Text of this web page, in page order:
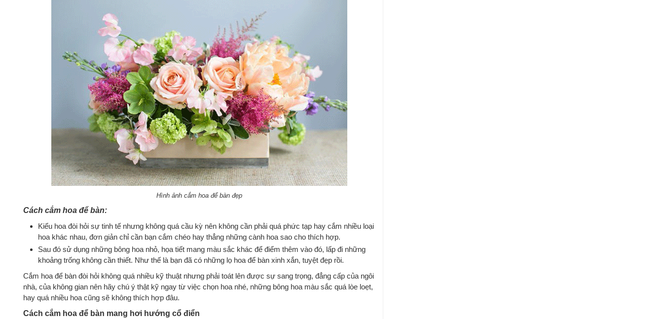
Hình ảnh cắm hoa để bàn đẹp
Cách cắm hoa để bàn:
Kiểu hoa đòi hỏi sự tinh tế nhưng không quá cầu kỳ nên không cần phải quá phức tạp hay cắm nhiều loại
hoa khác nhau, đơn giản chỉ cần bạn cắm chéo hay thẳng những cành hoa sao cho thích hợp.
Sau đó sử dụng những bông hoa nhỏ, họa tiết mang màu sắc khác để điểm thêm vào đó, lấp đi những
khoảng trống không cần thiết. Như thế là bạn đã có những lọ hoa để bàn xinh xắn, tuyệt đẹp rồi.
Cắm hoa để bàn đòi hỏi không quá nhiều kỹ thuật nhưng phải toát lên được sự sang trọng, đẳng cấp của ngôi
nhà, của không gian nên hãy chú ý thật kỹ ngay từ việc chọn hoa nhé, những bông hoa màu sắc quá lòe loẹt,
hay quá nhiều hoa cũng sẽ không thích hợp đâu.
Cách cắm hoa để bàn mang hơi hướng cổ điển